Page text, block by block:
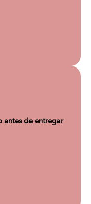
antes de entregar